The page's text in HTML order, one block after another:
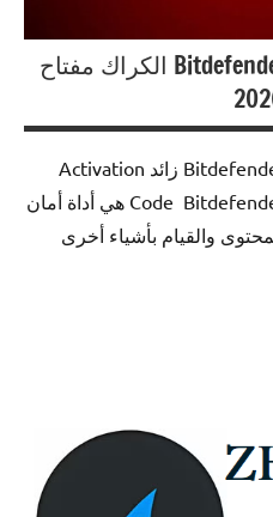
Bitdefender Internet Security 27.0 الكراك مفتاح
Bitdefender Total Security 27.0.58.323 زائد Activation
Code Bitdefender Total Security 27.0.58.323 هي أداة أمان
والقيام بأشياء أخرى